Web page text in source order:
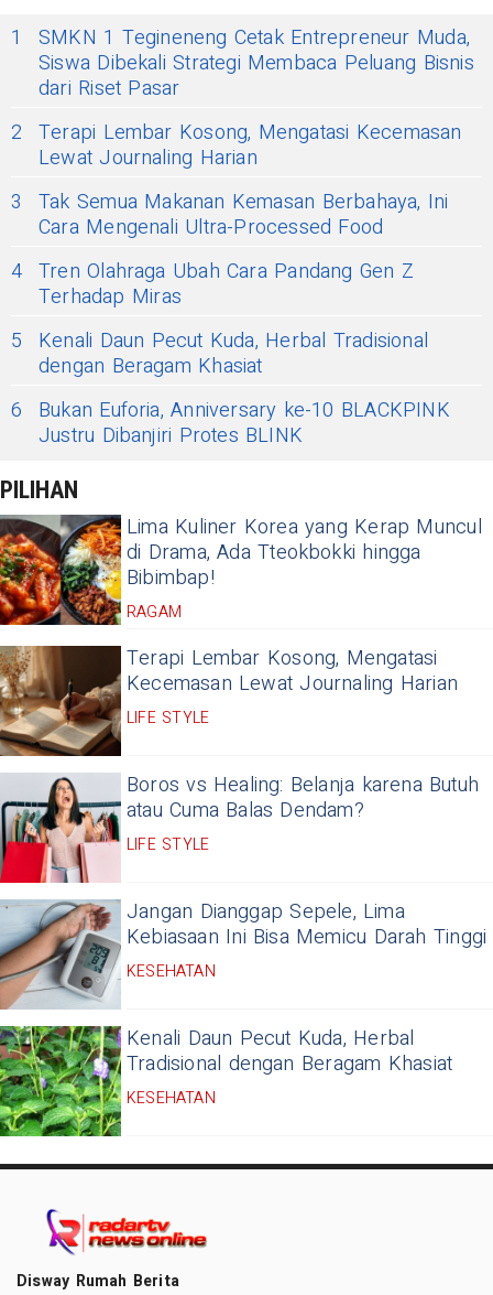
1
SMKN 1 Tegineneng Cetak Entrepreneur Muda,
Siswa Dibekali Strategi Membaca Peluang Bisnis
dari Riset Pasar
2 Terapi Lembar Kosong, Mengatasi Kecemasan
Lewat Journaling Harian
3
Tak Semua Makanan Kemasan Berbahaya, Ini
Cara Mengenali Ultra-Processed Food
4 Tren Olahraga Ubah Cara Pandang Gen Z
Terhadap Miras
5
Kenali Daun Pecut Kuda, Herbal Tradisional
dengan Beragam Khasiat
6
Bukan Euforia, Anniversary ke-10 BLACKPINK
Justru Dibanjiri Protes BLINK
PILIHAN
Lima Kuliner Korea yang Kerap Muncul
di Drama, Ada Tteokbokki hingga
Bibimbap!
RAGAM
Terapi Lembar Kosong, Mengatasi
Kecemasan Lewat Journaling Harian
LIFE STYLE
Boros vs Healing: Belanja karena Butuh
atau Cuma Balas Dendam?
LIFE STYLE
Jangan Dianggap Sepele, Lima
Kebiasaan Ini Bisa Memicu Darah Tinggi
KESEHATAN
Kenali Daun Pecut Kuda, Herbal
Tradisional dengan Beragam Khasiat
KESEHATAN
Disway Rumah Berita